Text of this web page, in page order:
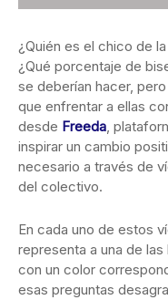
¿Quién es el chico de
¿Qué porcentaje de
se deberían hacer,
que enfrentar a ellas
desde Freeda,
inspirar un cambio
necesario a través de
del colectivo.
En cada uno de estos
representa a una de
con un color
esas preguntas